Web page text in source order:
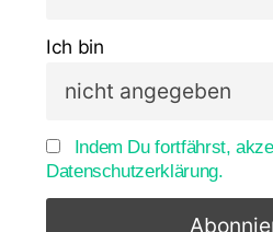
Ich bin
Indem Du fortfährst,
Datenschutzerklärung.